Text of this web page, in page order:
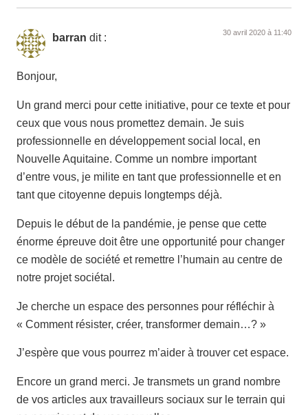
barran dit : 30 avril 2020 à 11:40
Bonjour,
Un grand merci pour cette initiative, pour ce texte et pour
ceux que vous nous promettez demain. Je suis
professionnelle en développement social local, en
Nouvelle Aquitaine. Comme un nombre important
d’entre vous, je milite en tant que professionnelle et en
tant que citoyenne depuis longtemps déjà.
Depuis le début de la pandémie, je pense que cette
énorme épreuve doit être une opportunité pour changer
ce modèle de société et remettre l’humain au centre de
notre projet sociétal.
Je cherche un espace des personnes pour réfléchir à
« Comment résister, créer, transformer demain…? »
J’espère que vous pourrez m’aider à trouver cet espace.
Encore un grand merci. Je transmets un grand nombre
de vos articles aux travailleurs sociaux sur le terrain qui